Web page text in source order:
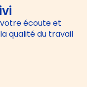
écoute et
qualité du travail